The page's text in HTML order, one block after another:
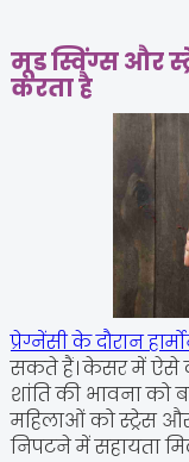
मूड स्विंग्स और
करता है
प्रेग्नेंसी के दौरान
सकते हैं। केसर में ऐसे
शांति की भावना
महिलाओं को स्ट्रेस
निपटने में सहायता